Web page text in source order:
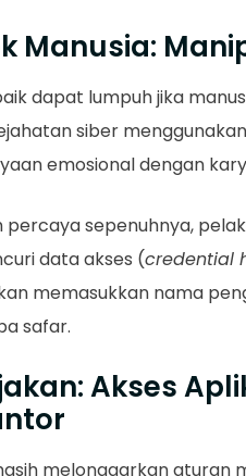
Manusia:
dapat lumpuh jika
siber
emosional dengan
sepenuhnya,
data akses (credential
memasukkan nama
safar.
Akses
melonggarkan